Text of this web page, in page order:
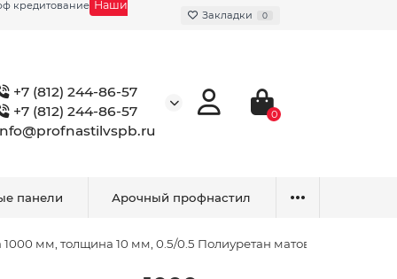
кредитование Наши
Закладки 0
+7 (812) 244-86-57
+7 (812) 244-86-57
0
панели Арочный профнастил
мм, толщина 10 мм, 0.5/0.5 Полиуретан матовый